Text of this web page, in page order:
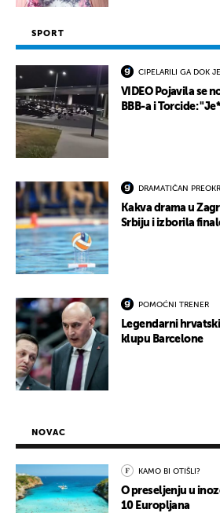
SPORT
CIPELARILI GA DOK
VIDEO Pojavila se
BBB-a i Torcide:
DRAMATIČAN
Kakva drama u
Srbiju i izborila
POMOĆNI TRENER
Legendarni
klupu Barcelone
NOVAC
KAMO BI OTIŠLI?
O preseljenju u
10 Europljana